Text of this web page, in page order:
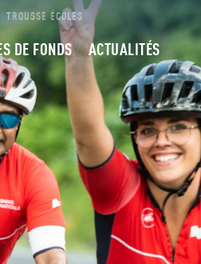
TROUSSE ÉCOLES
DE FONDS ACTUALITÉS